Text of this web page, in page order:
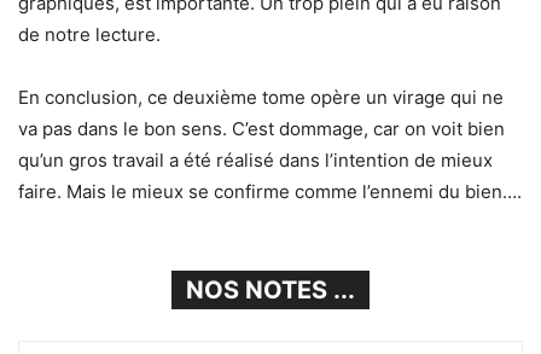
de notre lecture.
En conclusion, ce deuxième tome opère un virage qui ne
va pas dans le bon sens. C’est dommage, car on voit bien
qu’un gros travail a été réalisé dans l’intention de mieux
faire. Mais le mieux se confirme comme l’ennemi du bien….
NOS NOTES ...